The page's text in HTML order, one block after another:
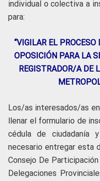
individual o colectiva a
para:
“VIGILAR EL
OPOSICIÓN PARA LA
REGISTRADOR/A DE
Los/as interesados/as
llenar el formulario de
cédula de ciudadanía
necesario entregar esta
Consejo De
Delegaciones